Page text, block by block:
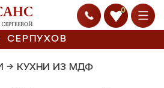
0
СЕРПУХОВ
→ КУХНИ ИЗ МДФ